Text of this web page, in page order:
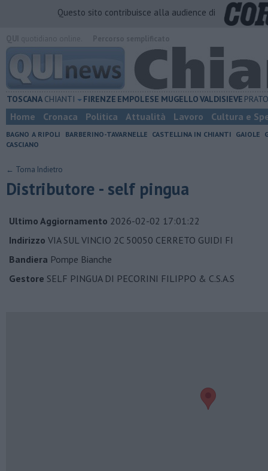
Questo sito contribuisce alla audience di
TOSCANA CHIANTI FIRENZE EMPOLESE MUGELLOVALDISIEVE
Home Cronaca Politica Attualità Lavoro Cultura e
BAGNO A RIPOLI BARBERINO-TAVARNELLE CASTELLINA IN CHIANTI GAIOLE
CASCIANO
← Torna Indietro
Distributore - self pingua
Ultimo Aggiornamento 2026-02-02 17:01:22
Indirizzo VIA SUL VINCIO 2C 50050 CERRETO GUIDI FI
Bandiera Pompe Bianche
Gestore SELF PINGUA DI PECORINI FILIPPO & C.S.A.S